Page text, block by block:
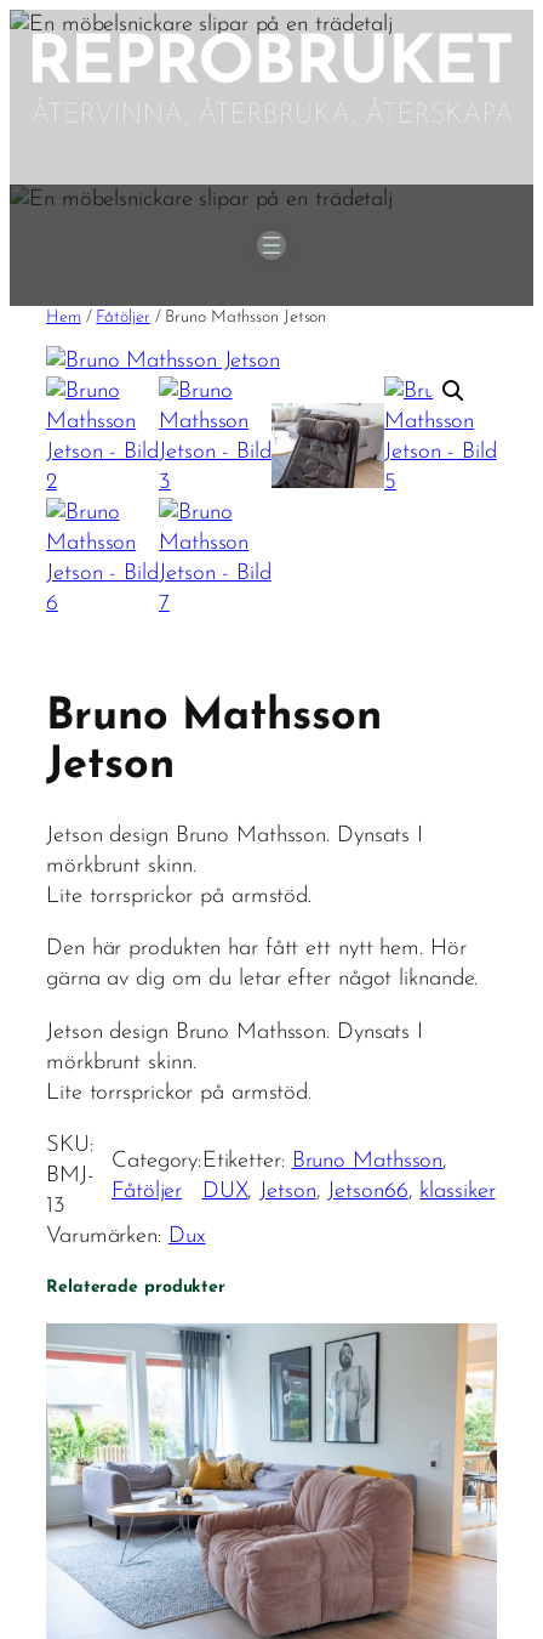
Hoppa
innehåll
Hem / Fåtöljer/ Bruno Mathsson Jetson
Bruno Mathsson
Jetson
Jetson design Bruno Mathsson. Dynsats I
mörkbrunt skinn.
Lite torrsprickor på armstöd.
Den här produkten har fått ett nytt hem. Hör
gärna av dig om du letar efter något liknande.
Jetson design Bruno Mathsson. Dynsats I
mörkbrunt skinn.
Lite torrsprickor på armstöd.
SKU:
BMJ-
13
Category:
Fåtöljer
Etiketter: Bruno Mathsson
DUX, Jetson, Jetson66, klassiker
Varumärken: Dux
Relaterade produkter